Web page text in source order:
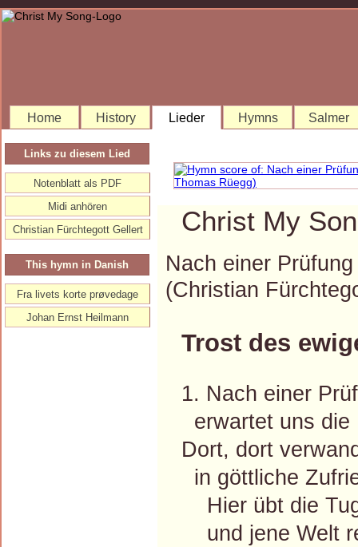
Home History Lieder Hymns Salmer
Christ My
Nach einer
(Christian
Trost des
1. Nach einer
erwartet uns die
Dort, dort
in göttliche
Hier übt die
und jene Welt
Links zu diesem Lied
Notenblatt als PDF
Midi anhören
Christian Fürchtegott Gellert
This hymn in Danish
Fra livets korte prøvedage
Johan Ernst Heilmann